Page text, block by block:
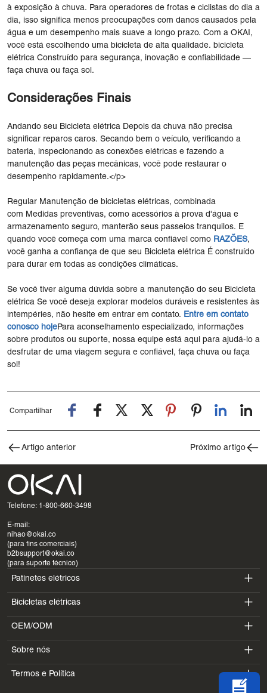
à exposição à chuva. Para operadores de frotas e ciclistas do dia a
dia, isso significa menos preocupações com danos causados ​​pela
água e um desempenho mais suave a longo prazo. Com a OKAI,
você está escolhendo uma bicicleta de alta qualidade. bicicleta
elétrica Construído para segurança, inovação e confiabilidade —
faça chuva ou faça sol.
Considerações Finais
Andando seu Bicicleta elétrica Depois da chuva não precisa
significar reparos caros. Secando bem o veículo, verificando a
bateria, inspecionando as conexões elétricas e fazendo a
manutenção das peças mecânicas, você pode restaurar o
desempenho rapidamente.</p>
Regular Manutenção de bicicletas elétricas, combinada
com Medidas preventivas, como acessórios à prova d'água e
armazenamento seguro, manterão seus passeios tranquilos. E
quando você começa com uma marca confiável como RAZÕES,
você ganha a confiança de que seu Bicicleta elétrica É construído
para durar em todas as condições climáticas.
Se você tiver alguma dúvida sobre a manutenção do seu Bicicleta
elétrica Se você deseja explorar modelos duráveis ​​e resistentes às
intempéries, não hesite em entrar em contato.
Entre em contato
conosco hojePara aconselhamento especializado, informações
sobre produtos ou suporte, nossa equipe está aqui para ajudá-lo a
desfrutar de uma viagem segura e confiável, faça chuva ou faça
sol!
Compartilhar
Artigo anterior Próximo artigo
Telefone: 1-800-660-3498
E-mail:
nihao@okai.co
(para fins comerciais)
b2bsupport@okai.co
(para suporte técnico)
Patinetes elétricos
ES400A
ES410
ES600P
Bicicletas elétricas
EB100B
EB300
EB100B V3
OEM/ODM
SV3
BV5
Sobre nós
Introdução
Termos e Política